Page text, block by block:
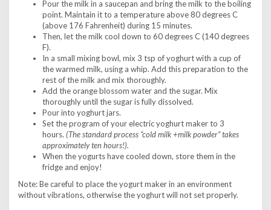
Pour the milk in a saucepan and bring the milk to the boiling
point. Maintain it to a temperature above 80 degrees C
(above 176 Fahrenheit) during 15 minutes.
Then, let the milk cool down to 60 degrees C (140 degrees
F).
In a small mixing bowl, mix 3 tsp of yoghurt with a cup of
the warmed milk, using a whip. Add this preparation to the
rest of the milk and mix thoroughly.
Add the orange blossom water and the sugar. Mix
thoroughly until the sugar is fully dissolved.
Pour into yoghurt jars.
Set the program of your electric yoghurt maker to 3
hours. (The standard process “cold milk +milk powder” takes
approximately ten hours!).
When the yogurts have cooled down, store them in the
fridge and enjoy!
Note: Be careful to place the yogurt maker in an environment
without vibrations, otherwise the yoghurt will not set properly.